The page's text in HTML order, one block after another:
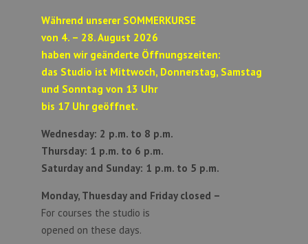
Während unserer SOMMERKURSE
von 4. – 28. August 2026
haben wir geänderte Öffnungszeiten:
das Studio ist Mittwoch, Donnerstag, Samstag
und Sonntag von 13 Uhr
bis 17 Uhr geöffnet.
Wednesday: 2 p.m. to 8 p.m.
Thursday: 1 p.m. to 6 p.m.
Saturday and Sunday: 1 p.m. to 5 p.m.
Monday, Thuesday and Friday closed –
For courses the studio is
opened on these days.